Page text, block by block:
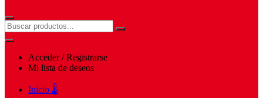
Acceder / Registrarse
Mi lista de deseos
Inicio 🌡️